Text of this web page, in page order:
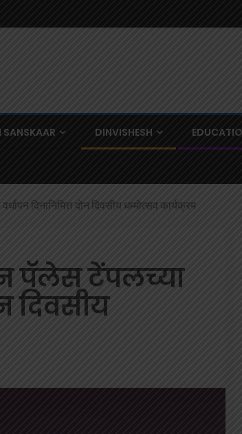
DINVISHESH
दिनानिमित्त दोन दिवसीय धम्मोत्सव कार्यक्रम
पॅलेस टेंपलच्या
दिवसीय